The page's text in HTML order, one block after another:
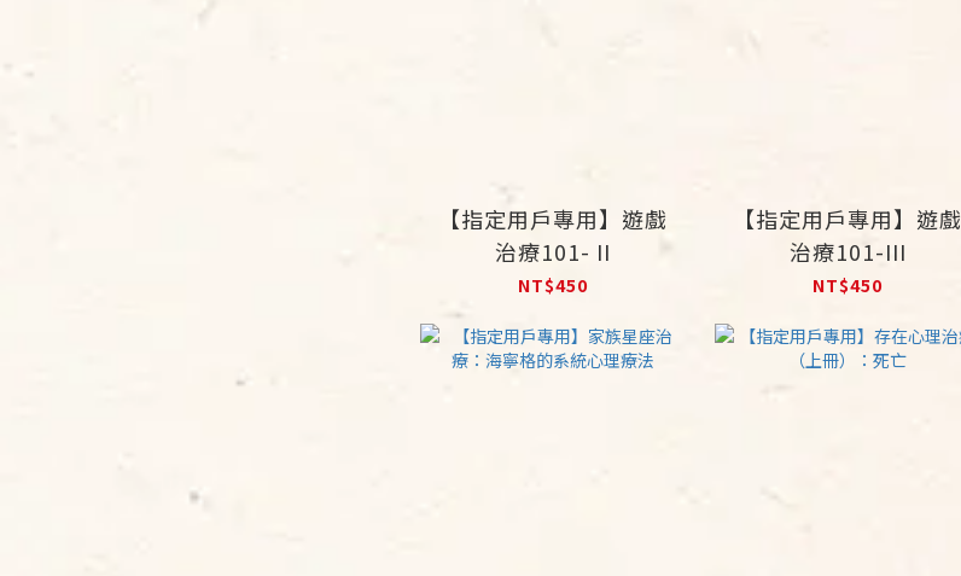
【指定用戶專用】遊戲
治療101- II
NT$450
【指定用戶專用】遊戲
治療101-III
NT$450